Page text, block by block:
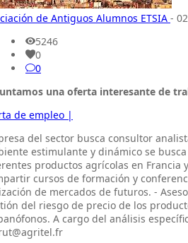
de Antiguos Alumnos ETSIA -
5246
0
0
una oferta interesante de
de empleo |
del sector busca consultor
estimulante y dinámico se
productos agrícolas en Francia
cursos de formación y
de mercados de futuros. -
del riesgo de precio de los
A cargo del análisis